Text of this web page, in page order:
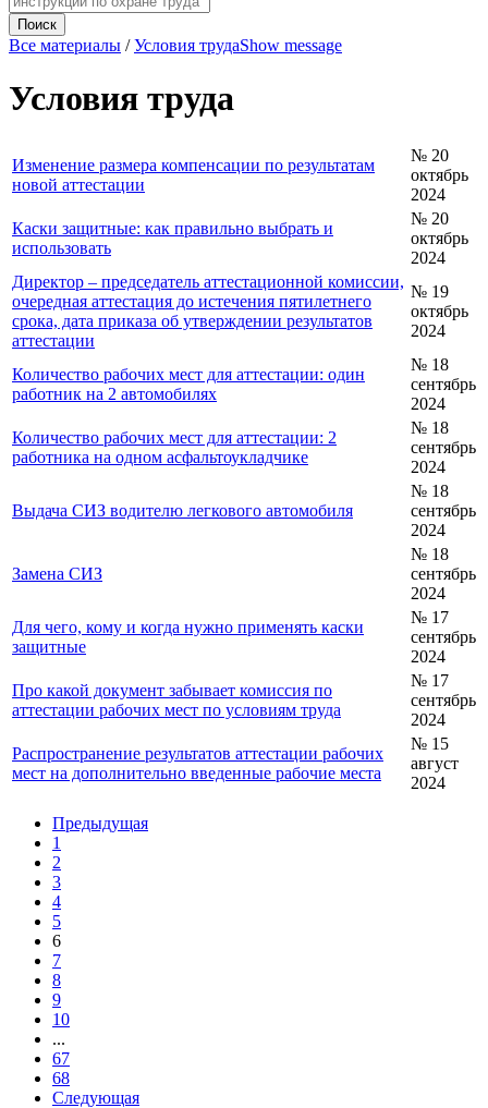
Все материалы /Условия трудаShow message
Условия труда
Изменение размера компенсации по результатам
новой аттестации
№ 20
октябрь
2024
Каски защитные: как правильно выбрать и
использовать
№ 20
октябрь
2024
Директор – председатель аттестационной комиссии,
очередная аттестация до истечения пятилетнего
срока, дата приказа об утверждении результатов
аттестации
№ 19
октябрь
2024
Количество рабочих мест для аттестации: один
работник на 2 автомобилях
№ 18
сентябрь
2024
Количество рабочих мест для аттестации: 2
работника на одном асфальтоукладчике
№ 18
сентябрь
2024
Выдача СИЗ водителю легкового автомобиля
№ 18
сентябрь
2024
Замена СИЗ
№ 18
сентябрь
2024
Для чего, кому и когда нужно применять каски
защитные
№ 17
сентябрь
2024
Про какой документ забывает комиссия по
аттестации рабочих мест по условиям труда
№ 17
сентябрь
2024
Распространение результатов аттестации рабочих
мест на дополнительно введенные рабочие места
№ 15
август
2024
Предыдущая
1
2
3
4
5
6
7
8
9
10
...
67
68
Следующая